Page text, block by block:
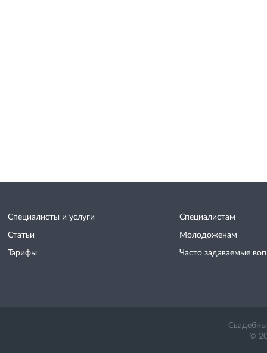
Специалисты и услуги
Статьи
Тарифы
Специалистам
Молодоженам
Часто задаваемые
©